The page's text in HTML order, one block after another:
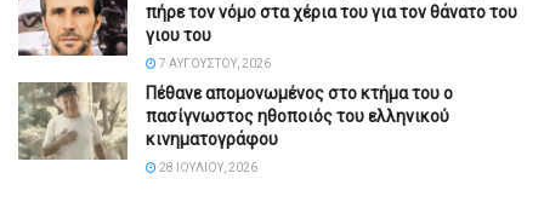
πήρε τον νόμο στα χέρια του για τον θάνατο του
γιου του
7 ΑΥΓΟΎΣΤΟΥ, 2026
Πέθανε απομονωμένος στο κτήμα του ο
πασίγνωστος ηθοποιός του ελληνικού
κινηματογράφου
28 ΙΟΥΛΊΟΥ, 2026